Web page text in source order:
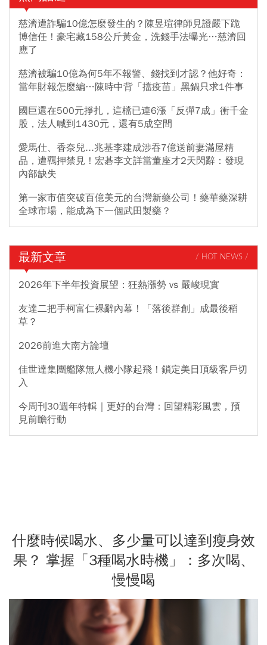
慈濟遭詐騙10億怎麼發生的？陳昱瑄律師見證嚴下跪
博信任！豪宅藏158公斤黃金，洗錢手法曝光…慈濟回
應了
慈濟被騙10億為何5年不報警、錢找到才認？他好奇：
當年財報怎麼編…陳時中背「擋疫苗」黑鍋只求1件事
國巨還在500元掙扎，這檔已連6漲「反彈7成」衝千金
股，法人喊到1430元，還有5成空間
愛馬仕、香奈兒...兆基李建成涉吞7億送前妻滿屋精
品，遭羈押禁見！宏碁李文詳當董座才2天閃辭：發現
內部缺失
第一家市值突破百億美元的台灣新藥公司！藥華藥深耕
全球市場，能成為下一個武田製藥？
最新文章 / HOT NEWS /
2026年下半年投資展望：狂熱漲勢 vs 嚴峻現實
友達二把手柯富仁裸辭內幕！「落後群創」成最後稻
草？
2026前進大南方論壇
佳世達集團艦隊無人機小隊起飛！鎖定美日頂級客戶切
入
今周刊30週年特輯｜更好的台灣：回望精彩風雲，預
見前瞻行動
什麼時候喝水、多少量可以達到瘦身效
果？ 掌握「3種喝水時機」：多次喝、
慢慢喝